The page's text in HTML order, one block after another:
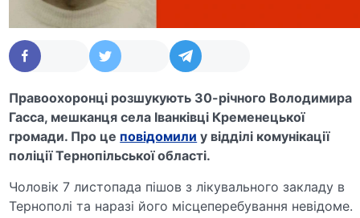
Правоохоронці розшукують 30-річного Володимира
Гасса, мешканця села Іванківці Кременецької
громади. Про це повідомили у відділі комунікації
поліції Тернопільської області.
Чоловік 7 листопада пішов з лікувального закладу в
Тернополі та наразі його місцеперебування невідоме.